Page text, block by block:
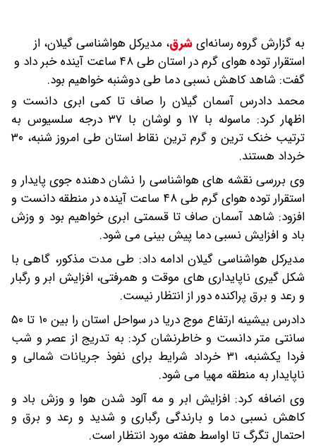
به گزارش گروه رسانه‌ایشرق، مدیرکل هواشناسی گیلان، از
استقرار توده هوای گرم در استان طی ۴۸ ساعت آینده خبر داد و
گفت: شاهد کاهش نسبی دما طی دوشنبه خواهیم بود.
محمد دادرس آسمان گیلان را صاف تا کمی ابری دانست و
اظهار کرد: ماسوله با ۱۷ و لوشان با ۳۷ درجه سلسیوس به
ترتیب خنک ترین و گرم ترین نقاط استان طی امروز شنبه، ۳۰
خرداد هستند.
وی بررسی نقشه های هواشناسی را نشان دهنده جوی پایدار و
استقرار توده هوای گرم طی ۴۸ ساعت آینده در منطقه دانست و
افزود: شاهد آسمان صاف تا قسمتی ابری خواهیم بود و وزش
باد و افزایش نسبی دما پیش بینی می شود.
مدیرکل هواشناسی گیلان ادامه داد: طی مدت مذکور، گاهی با
شکل گیری ناپایداری های موقت و همرفتی، افزایش ابر و رگبار
و رعد و برق پراکنده دور از انتظار نیست.
دادرس بیشینه ارتفاع موج دریا در سواحل استان را بین ۱۰ تا ۵۰
سانتی متر دانست و خاطرنشان کرد: به تدریج از عصر و شب
فردا یکشنبه، ۳۱ خرداد شرایط برای نفوذ جریانات شمالی و
ناپایدار به منطقه مهیا می شود.
وی اضافه کرد: افزایش ابر و مه آلود شدن هوا و وزش باد و
کاهش نسبی دما و بارندگی رگباری و شدید و رعد و برق و
احتمال تگرگ تا اواسط هفته مورد انتظار است.